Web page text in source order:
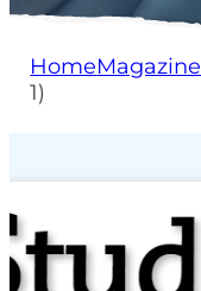
HomeMagazine
1)